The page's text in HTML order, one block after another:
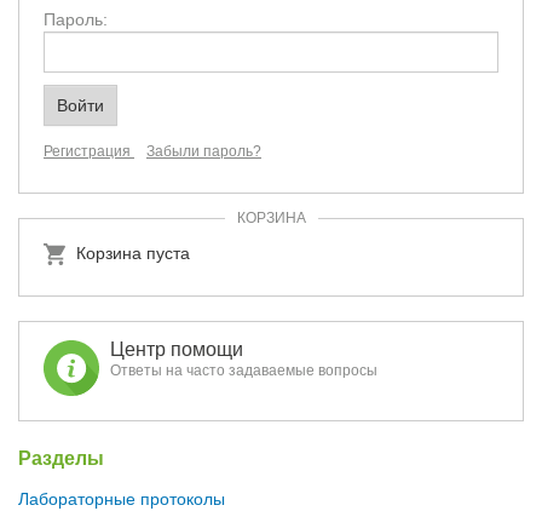
Пароль:
Регистрация Забыли пароль?
КОРЗИНА
Корзина пуста
Центр помощи
Ответы на часто задаваемые вопросы
Разделы
Лабораторные протоколы